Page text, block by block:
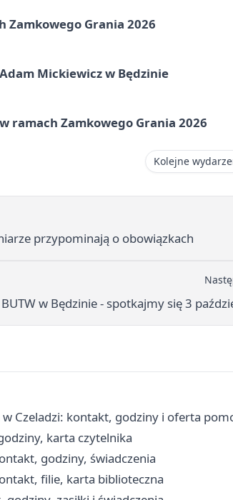
Zamkowego Grania 2026
Mickiewicz w Będzinie
ramach Zamkowego Grania 2026
Kolejne
przypominają o obowiązkach
w Będzinie - spotkajmy się 3
w Czeladzi: kontakt, godziny i oferta
karta czytelnika
godziny, świadczenia
filie, karta biblioteczna